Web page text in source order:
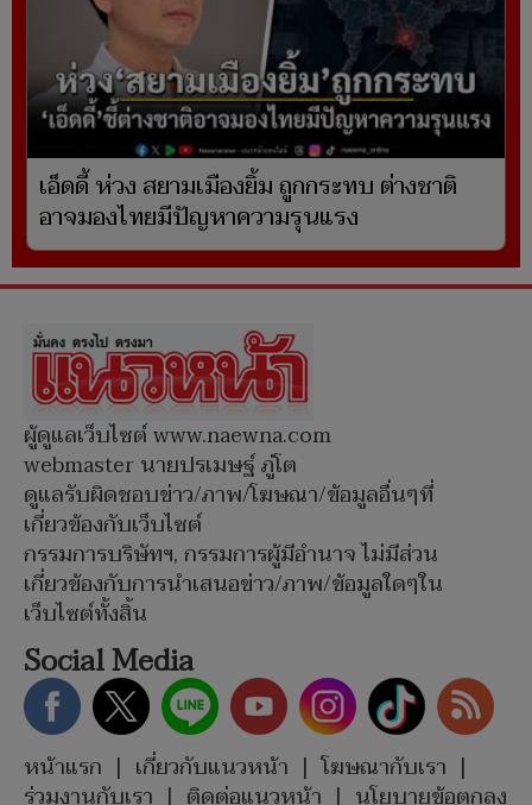
เอ็ดดี้ ห่วง สยามเมืองยิ้ม ถูกกระทบ ต่างชาติ
อาจมองไทยมีปัญหาความรุนแรง
ผู้ดูแลเว็บไซต์ www.naewna.com
webmaster นายปรเมษฐ์ ภู่โต
ดูแลรับผิดชอบข่าว/ภาพ/โฆษณา/ข้อมูลอื่นๆที่
เกี่ยวข้องกับเว็บไซต์
กรรมการบริษัทฯ, กรรมการผู้มีอำนาจ ไม่มีส่วน
เกี่ยวข้องกับการนำเสนอข่าว/ภาพ/ข้อมูลใดๆใน
เว็บไซต์ทั้งสิ้น
Social Media
หน้าแรก | เกี่ยวกับแนวหน้า | โฆษณากับเรา |